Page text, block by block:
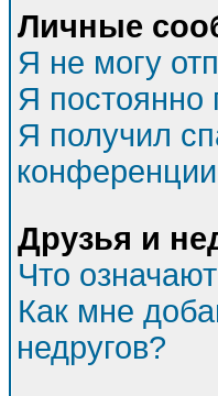
Личные
Я не могу
Я
Я получил
Друзья и
Что
Как мне
недругов?